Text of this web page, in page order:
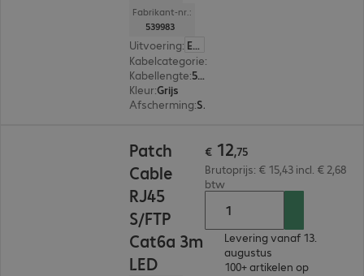
Fabrikant-nr.:
539983
Uitvoering: Europa
Kabelcategorie:
Kabellengte: 5 m
Kleur:Grijs
Afscherming: S/FTP (PIMF)
Patch
Cable
RJ45
S/FTP
Cat6a 3m
LED
€ 12,75
Brutoprijs: € 15,43 incl. € 2,68
btw
Levering vanaf 13.
augustus
100+ artikelen op